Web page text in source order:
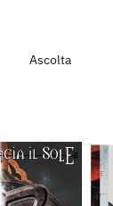
Ascolta